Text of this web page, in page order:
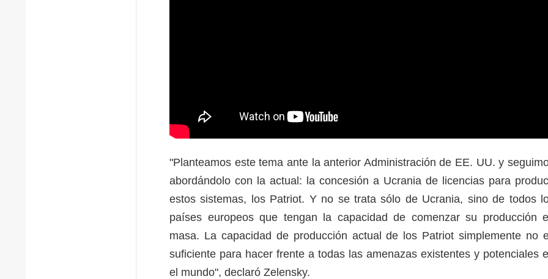
"Planteamos este tema ante la anterior Administración de EE. UU. y
abordándolo con la actual: la concesión a Ucrania de licencias para
estos sistemas, los Patriot. Y no se trata sólo de Ucrania, sino de todos
países europeos que tengan la capacidad de comenzar su producción
masa. La capacidad de producción actual de los Patriot simplemente no
suficiente para hacer frente a todas las amenazas existentes y potenciales
el mundo", declaró Zelensky.